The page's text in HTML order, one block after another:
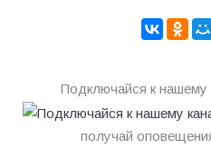
Подключайся к нашему
получай